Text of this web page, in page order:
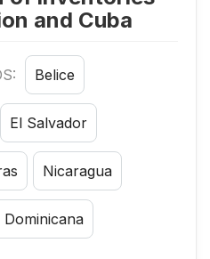
and Cuba
Belice
El Salvador
Nicaragua
Dominicana